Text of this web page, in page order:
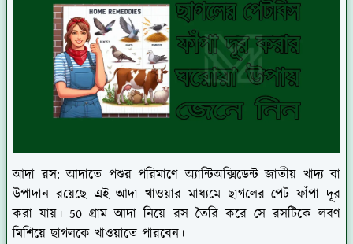
আদা রস: আদাতে পশুর পরিমাণে অ্যান্টিঅক্সিডেন্ট জাতীয় খাদ্য বা
উপাদান রয়েছে এই আদা খাওয়ার মাধ্যমে ছাগলের পেট ফাঁপা দূর
করা যায়। 50 গ্রাম আদা নিয়ে রস তৈরি করে সে রসটিকে লবণ
মিশিয়ে ছাগলকে খাওয়াতে পারবেন।